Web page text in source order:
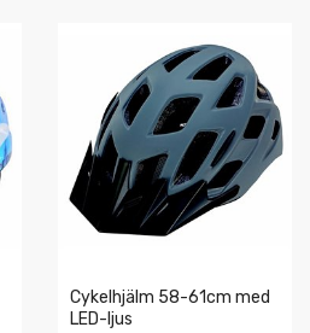
Cykelhjälm 58-61cm med
LED-ljus